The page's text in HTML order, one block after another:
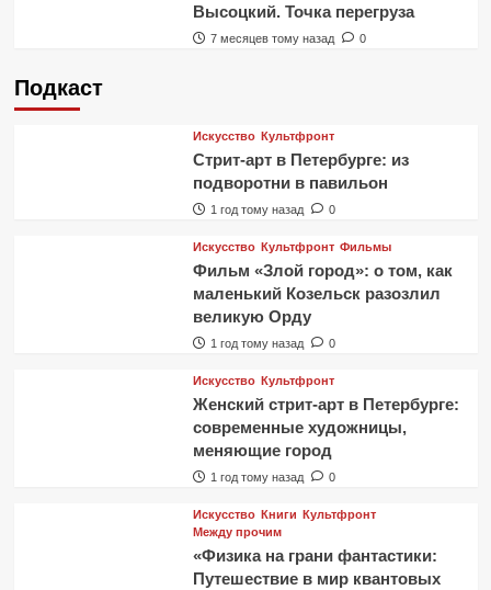
Высоцкий. Точка перегруза
7 месяцев тому назад 0
Подкаст
Искусство Культфронт
Стрит-арт в Петербурге: из
подворотни в павильон
1 год тому назад 0
Искусство Культфронт Фильмы
Фильм «Злой город»: о том, как
маленький Козельск разозлил
великую Орду
1 год тому назад 0
Искусство Культфронт
Женский стрит-арт в Петербурге:
современные художницы,
меняющие город
1 год тому назад 0
Искусство Книги Культфронт
Между прочим
«Физика на грани фантастики:
Путешествие в мир квантовых